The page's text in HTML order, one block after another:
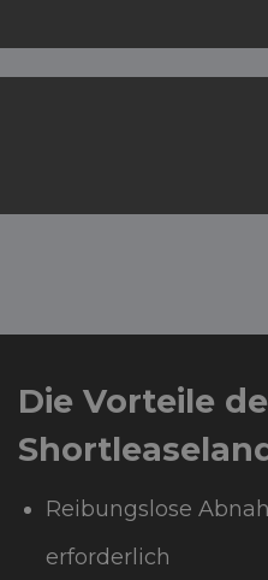
Die Vorteile
Reibungslose
erforderlich